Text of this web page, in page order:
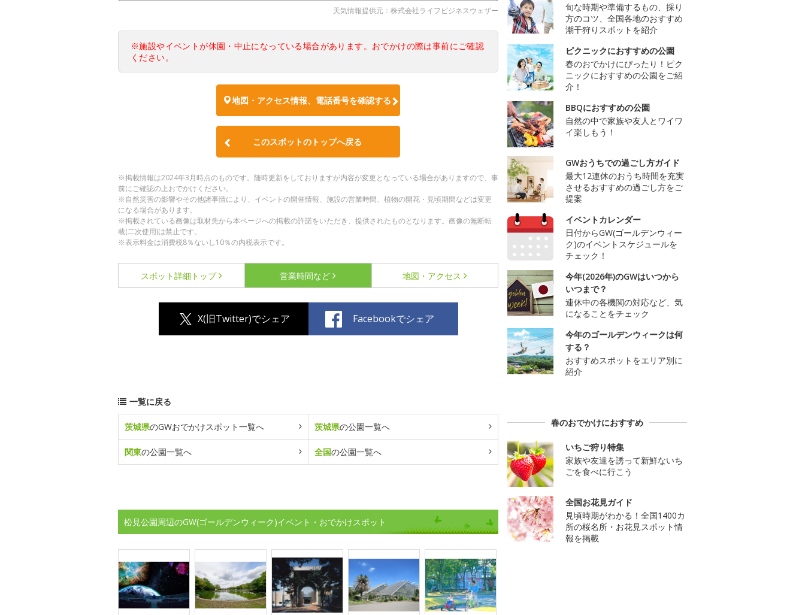
天気情報提供元：株式会社ライフビジネスウェザー
※施設やイベントが休園・中止になっている場合があります。おでかけの際は事前にご確認
ください。
地図・アクセス情報、電話番号を確認する
このスポットのトップへ戻る
※掲載情報は2024年3月時点のものです。随時更新をしておりますが内容が変更となっている場合がありますので、事
前にご確認の上おでかけください。
※自然災害の影響やその他諸事情により、イベントの開催情報、施設の営業時間、植物の開花・見頃期間などは変更
になる場合があります。
※掲載されている画像は取材先から本ページへの掲載の許諾をいただき、提供されたものとなります。画像の無断転
載(二次使用)は禁止です。
※表示料金は消費税8％ないし10％の内税表示です。
スポット詳細 トップ 営業時間など 地図・アクセス
X(旧Twitter)でシェア Facebookでシェア
一覧に戻る
茨城県のGWおでかけスポット一覧へ 茨城県の公園一覧へ
関東の公園一覧へ 全国の公園一覧へ
松見公園周辺のGW(ゴールデンウィーク)イベント・おでかけスポット
旬な時期や準備するもの、採り
方のコツ、全国各地のおすすめ
潮干狩りスポットを紹介
ピクニックにおすすめの公園
春のおでかけにぴったり！ピク
ニックにおすすめの公園をご紹
介！
BBQにおすすめの公園
自然の中で家族や友人とワイワ
イ楽しもう！
GWおうちでの過ごし方ガイド
最大12連休のおうち時間を充実
させるおすすめの過ごし方をご
提案
イベントカレンダー
日付からGW(ゴールデンウィー
ク)のイベントスケジュールを
チェック！
今年(2026年)のGWはいつから
いつまで？
連休中の各機関の対応など、気
になることをチェック
今年のゴールデンウィークは何
する？
おすすめスポットをエリア別に
紹介
春のおでかけにおすすめ
いちご狩り特集
家族や友達を誘って新鮮ないち
ごを食べに行こう
全国お花見ガイド
見頃時期がわかる！全国1400カ
所の桜名所・お花見スポット情
報を掲載